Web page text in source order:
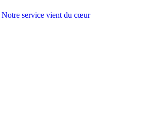
Notre service vient du cœur